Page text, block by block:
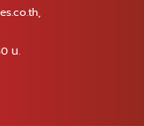
,
น.